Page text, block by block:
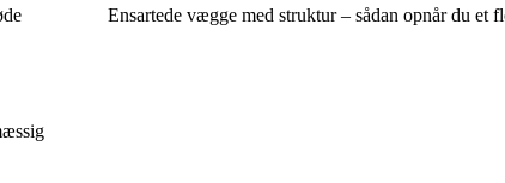
Ensartede vægge med struktur – sådan opnår du et